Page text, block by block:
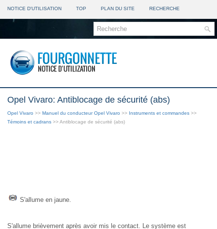
NOTICE D'UTILISATION TOP PLAN DU SITE RECHERCHE
Opel Vivaro: Antiblocage de sécurité (abs)
Opel Vivaro >> Manuel du conducteur Opel Vivaro >> Instruments et commandes >>
Témoins et cadrans >> Antiblocage de sécurité (abs)
S'allume en jaune.
S'allume brièvement après avoir mis le contact. Le système est